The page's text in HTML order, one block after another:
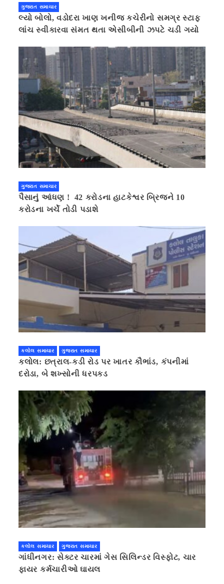
ગુજરાત સમાચાર
લ્યો બોલો, વડોદરા ખાણ ખનીજ કચેરીનો સમગ્ર સ્ટાફ
લાંચ સ્વીકારવા સંમત થતા એસીબીની ઝપટે ચડી ગયો
ગુજરાત સમાચાર
પૈસાનું આંધણ ! 42 કરોડના હાટકેશ્વર બ્રિજને 10
કરોડના ખર્ચે તોડી પડાશે
કલોલ સમાચાર ગુજરાત સમાચાર
કલોલ: છત્રાલ-કડી રોડ પર ખાતર કૌભાંડ, કંપનીમાં
દરોડા, બે શખ્સોની ધરપકડ
કલોલ સમાચાર ગુજરાત સમાચાર
ગાંધીનગર: સેક્ટર ચારમાં ગેસ સિલિન્ડર વિસ્ફોટ, ચાર
ફાયર કર્મચારીઓ ઘાયલ